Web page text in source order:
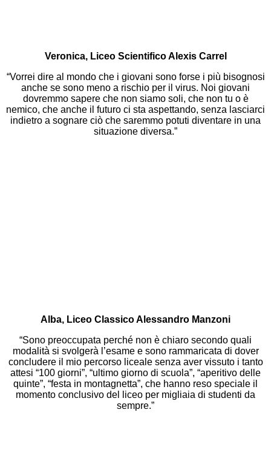
Veronica, Liceo Scientifico Alexis Carrel
“Vorrei dire al mondo che i giovani sono forse i più bisognosi
anche se sono meno a rischio per il virus. Noi giovani
dovremmo sapere che non siamo soli, che non tu o è
nemico, che anche il futuro ci sta aspettando, senza lasciarci
indietro a sognare ciò che saremmo potuti diventare in una
situazione diversa.”
Alba, Liceo Classico Alessandro Manzoni
“Sono preoccupata perché non è chiaro secondo quali
modalità si svolgerà l’esame e sono rammaricata di dover
concludere il mio percorso liceale senza aver vissuto i tanto
attesi “100 giorni”, “ultimo giorno di scuola”, “aperitivo delle
quinte”, “festa in montagnetta”, che hanno reso speciale il
momento conclusivo del liceo per migliaia di studenti da
sempre.”